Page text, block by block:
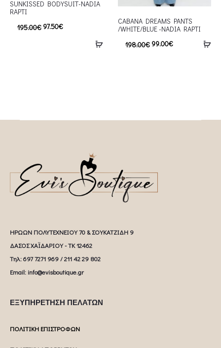
SUNKISSED BODYSUIT-NADIA
RAPTI
195.00€ 97.50€
CABANA DREAMS PANTS
/WHITE/BLUE -NADIA RAPTI
198.00€ 99.00€
ΗΡΩΩΝ ΠΟΛΥΤΕΧΝΕΙΟΥ 70 & ΣΟΥΚΑΤΖΙΔΗ 9
ΔΑΣΟΣ ΧΑΪΔΑΡΙΟΥ - ΤΚ 12462
Tηλ: 697 7271 969 / 211 42 29 802
Email: info@evisboutique.gr
ΕΞΥΠΗΡΕΤΗΣΗ ΠΕΛΑΤΩΝ
ΠΟΛΙΤΙΚΗ ΕΠΙΣΤΡΟΦΩΝ